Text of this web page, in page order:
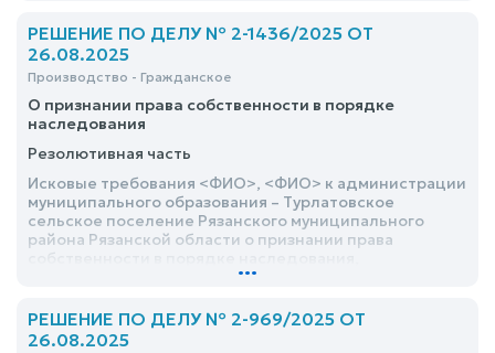
РЕШЕНИЕ ПО ДЕЛУ № 2-1436/2025 ОТ
26.08.2025
Производство - Гражданское
О признании права собственности в порядке
наследования
Резолютивная часть
Исковые требования <ФИО>, <ФИО> к администрации
муниципального образования – Турлатовское
сельское поселение Рязанского муниципального
района Рязанской области о признании права
...
РЕШЕНИЕ ПО ДЕЛУ № 2-969/2025 ОТ
26.08.2025